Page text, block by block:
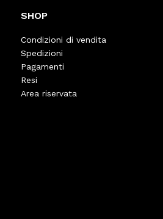
SHOP
Condizioni di vendita
Spedizioni
Pagamenti
Resi
Area riservata